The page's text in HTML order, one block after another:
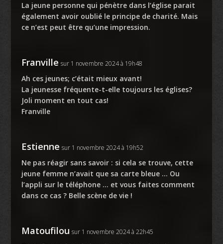
La jeune personne qui pénètre dans l’église parait
également avoir oublié le principe de charité. Mais
ce n’est peut être qu’une impression.
Franville sur 1 novembre 2024 à 19h48
Ah ces jeunes; c’était mieux avant!
La jeunesse fréquente-t-elle toujours les églises?
Joli moment en tout cas!
Franville
Estienne sur 1 novembre 2024 à 19h52
Ne pas réagir sans savoir : si cela se trouve, cette
jeune femme n’avait que sa carte bleue … Ou
l’appli sur le téléphone … et vous faites comment
dans ce cas ? Belle scène de vie !
Matoufilou sur 1 novembre 2024 à 22h45